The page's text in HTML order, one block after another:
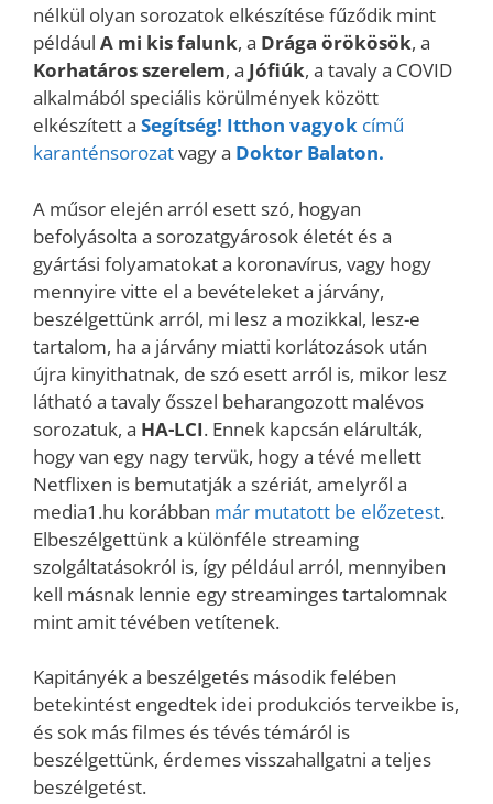
nélkül olyan sorozatok elkészítése fűződik mint
például A mi kis falunk, a Drága örökösök, a
Korhatáros szerelem, a Jófiúk, a tavaly a COVID
alkalmából speciális körülmények között
elkészített a Segítség! Itthon vagyok című
karanténsorozatvagy a Doktor Balaton.
A műsor elején arról esett szó, hogyan
befolyásolta a sorozatgyárosok életét és a
gyártási folyamatokat a koronavírus, vagy hogy
mennyire vitte el a bevételeket a járvány,
beszélgettünk arról, mi lesz a mozikkal, lesz-e
tartalom, ha a járvány miatti korlátozások után
újra kinyithatnak, de szó esett arról is, mikor lesz
látható a tavaly ősszel beharangozott malévos
sorozatuk, a HA-LCI. Ennek kapcsán elárulták,
hogy van egy nagy tervük, hogy a tévé mellett
Netflixen is bemutatják a szériát, amelyről a
media1.hu korábban már mutatott be előzetest.
Elbeszélgettünk a különféle streaming
szolgáltatásokról is, így például arról, mennyiben
kell másnak lennie egy streaminges tartalomnak
mint amit tévében vetítenek.
Kapitányék a beszélgetés második felében
betekintést engedtek idei produkciós terveikbe is,
és sok más filmes és tévés témáról is
beszélgettünk, érdemes visszahallgatni a teljes
beszélgetést.